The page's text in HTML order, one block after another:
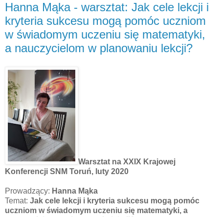
Hanna Mąka - warsztat: Jak cele lekcji i
kryteria sukcesu mogą pomóc uczniom
w świadomym uczeniu się matematyki,
a nauczycielom w planowaniu lekcji?
Warsztat na XXIX Krajowej
Konferencji SNM Toruń, luty 2020
Prowadzący: Hanna Mąka
Temat: Jak cele lekcji i kryteria sukcesu mogą pomóc
uczniom w świadomym uczeniu się matematyki, a